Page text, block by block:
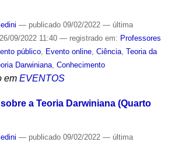
— publicado09/02/2022 — última
09/2022 11:40 — registrado em: Professores
público, Evento online, Ciência, Teoria da
Darwiniana, Conhecimento
em EVENTOS
a Teoria Darwiniana (Quarto
— publicado09/02/2022 — última